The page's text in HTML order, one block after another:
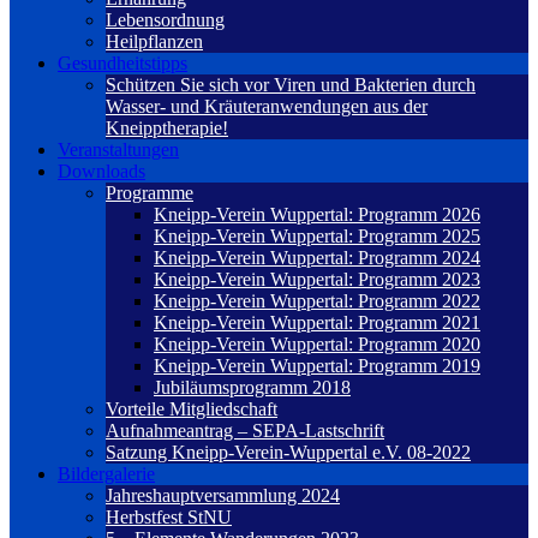
Lebensordnung
Heilpflanzen
Gesundheitstipps
Schützen Sie sich vor Viren und Bakterien durch
Wasser- und Kräuteranwendungen aus der
Kneipptherapie!
Veranstaltungen
Downloads
Programme
Kneipp-Verein Wuppertal: Programm 2026
Kneipp-Verein Wuppertal: Programm 2025
Kneipp-Verein Wuppertal: Programm 2024
Kneipp-Verein Wuppertal: Programm 2023
Kneipp-Verein Wuppertal: Programm 2022
Kneipp-Verein Wuppertal: Programm 2021
Kneipp-Verein Wuppertal: Programm 2020
Kneipp-Verein Wuppertal: Programm 2019
Jubiläumsprogramm 2018
Vorteile Mitgliedschaft
Aufnahmeantrag – SEPA-Lastschrift
Satzung Kneipp-Verein-Wuppertal e.V. 08-2022
Bildergalerie
Jahreshauptversammlung 2024
Herbstfest StNU